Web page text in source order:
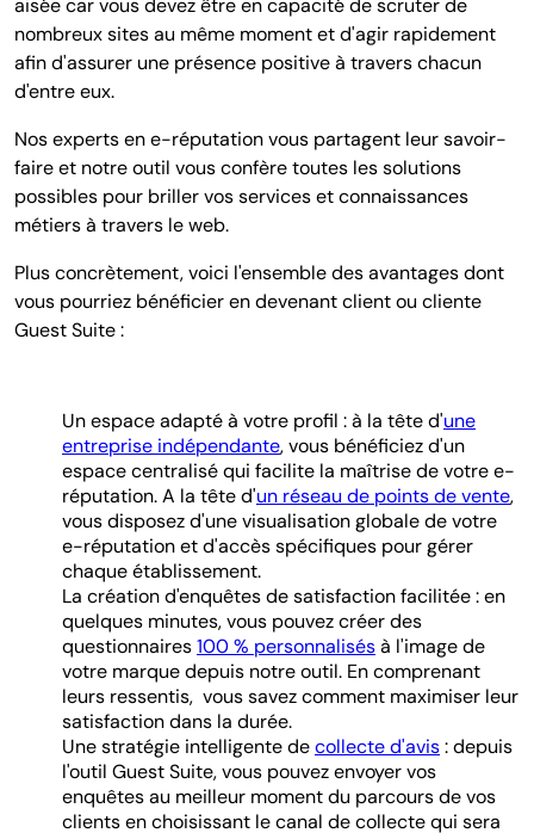
aisée car vous devez être en capacité de scruter de
nombreux sites au même moment et d'agir rapidement
afin d'assurer une présence positive à travers chacun
d'entre eux.
Nos experts en e-réputation vous partagent leur savoir-
faire et notre outil vous confère toutes les solutions
possibles pour briller vos services et connaissances
métiers à travers le web.
Plus concrètement, voici l'ensemble des avantages dont
vous pourriez bénéficier en devenant client ou cliente
Guest Suite :
Un espace adapté à votre profil : à la tête d'une
entreprise indépendante, vous bénéficiez d'un
espace centralisé qui facilite la maîtrise de votre e-
réputation. A la tête d'un réseau de points de vente,
vous disposez d'une visualisation globale de votre
e-réputation et d'accès spécifiques pour gérer
chaque établissement.
La création d'enquêtes de satisfaction facilitée : en
quelques minutes, vous pouvez créer des
questionnaires100 % personnalisésà l'image de
votre marque depuis notre outil. En comprenant
leurs ressentis, vous savez comment maximiser leur
satisfaction dans la durée.
Une stratégie intelligente decollecte d'avis: depuis
l'outil Guest Suite, vous pouvez envoyer vos
enquêtes au meilleur moment du parcours de vos
clients en choisissant le canal de collecte qui sera